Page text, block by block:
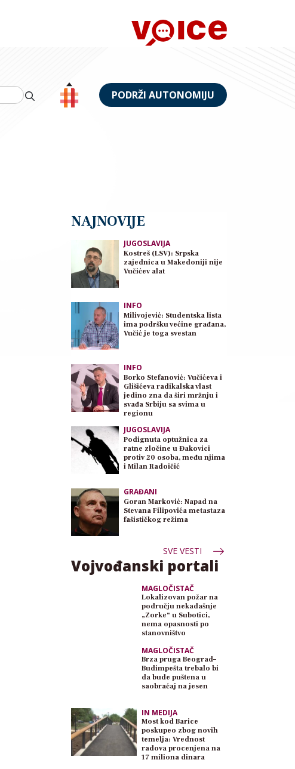
PODRŽI AUTONOMIJU
NAJNOVIJE
JUGOSLAVIJA
Kostreš (LSV): Srpska
zajednica u Makedoniji nije
Vučićev alat
INFO
Milivojević: Studentska lista
ima podršku većine građana,
Vučić je toga svestan
INFO
Borko Stefanović: Vučićeva i
Glišićeva radikalska vlast
jedino zna da širi mržnju i
svađa Srbiju sa svima u
regionu
JUGOSLAVIJA
Podignuta optužnica za
ratne zločine u Đakovici
protiv 20 osoba, među njima
i Milan Radoičić
GRAĐANI
Goran Marković: Napad na
Stevana Filipovića metastaza
fašističkog režima
SVE VESTI
Vojvođanski portali
MAGLOČISTAČ
Lokalizovan požar na
području nekadašnje
„Zorke“ u Subotici,
nema opasnosti po
stanovništvo
MAGLOČISTAČ
Brza pruga Beograd–
Budimpešta trebalo bi
da bude puštena u
saobraćaj na jesen
IN MEDIJA
Most kod Barice
poskupeo zbog novih
temelja: Vrednost
radova procenjena na
17 miliona dinara